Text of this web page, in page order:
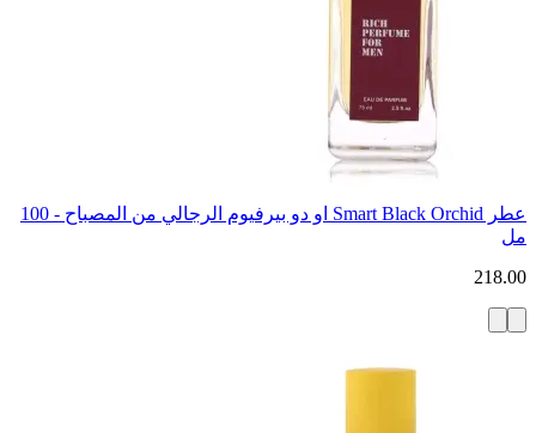
عطر Smart Black Orchid او دو بيرفيوم الرجالي من المصباح - 100
مل
218.00